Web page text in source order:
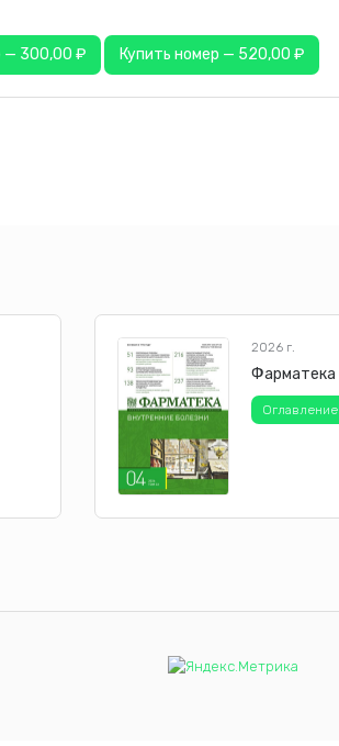
— 300,00 ₽ Купить номер — 520,00 ₽
2026 г.
Фарматека
Оглавление